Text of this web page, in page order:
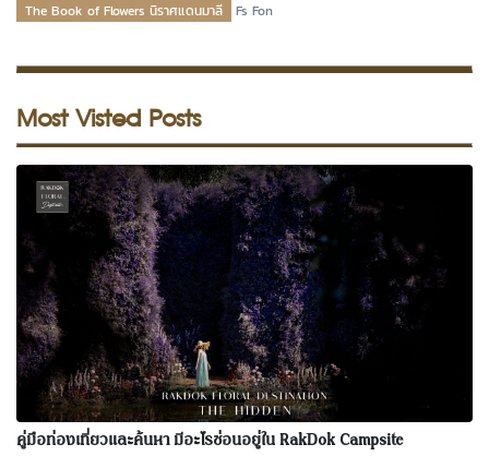
The Book of Flowers นิราศแดนมาลี Fs Fon
Most Visted Posts
คู่มือท่องเที่ยวและค้นหา มีอะไรซ่อนอยู่ใน RakDok Campsite